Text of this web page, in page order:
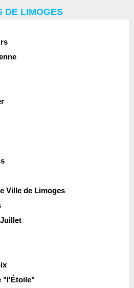
DE LIMOGES
Ville de Limoges
"l'Étoile"